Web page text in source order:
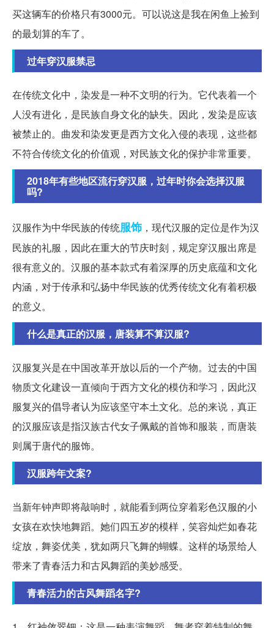
买这辆车的价格只有3000元。可以说这是我在闲鱼上捡到
的最划算的车了。
过年穿汉服禁忌
在传统文化中，染发是一种不文明的行为。它代表着一个
人没有进化，是民族自身文化的缺失。因此，发染是应该
被禁止的。曲发和染发更是西方文化入侵的表现，这些都
不符合传统文化的价值观，对民族文化的保护非常重要。
2018年有些地区流行穿汉服，过年时你会选择汉服
吗?
汉服作为中华民族的传统服饰 ，现代汉服的定位是作为汉
民族的礼服，因此在重大的节庆时刻，规定穿汉服出席是
很有意义的。汉服的基本款式有着深厚的历史底蕴和文化
内涵，对于传承和弘扬中华民族的优秀传统文化有着积极
的意义。
什么是真正的汉服，唐装算不算汉服?
汉服复兴是在中国改革开放以后的一个产物。过去的中国
物质文化建设一直倾向于西方文化的模仿和学习，因此汉
服复兴的倡导者认为应该坚守本土文化。总的来说，真正
的汉服应该是指汉族古代女子佩戴的首饰和服装，而唐装
则属于唐代的服饰。
汉服跨年文案?
当新年钟声即将敲响时，就能看到两位穿着彩色汉服的小
女孩在欢快地舞蹈。她们四五岁的模样，笑容灿烂如春花
绽放，舞姿优美，犹如两只飞舞的蝴蝶。这样的场景给人
带来了青春活力和古风舞蹈的美妙感受。
青春活力的古风舞蹈名字?